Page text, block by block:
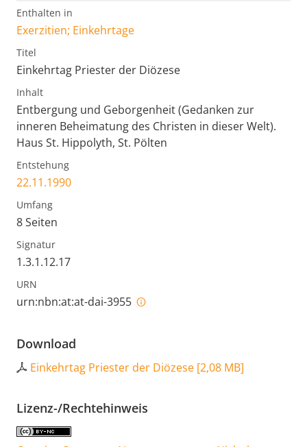
Enthalten in
Exerzitien; Einkehrtage
Titel
Einkehrtag Priester der Diözese
Inhalt
Entbergung und Geborgenheit (Gedanken zur
inneren Beheimatung des Christen in dieser Welt).
Haus St. Hippolyth, St. Pölten
Entstehung
22.11.1990
Umfang
8 Seiten
Signatur
1.3.1.12.17
URN
urn:nbn:at:at-dai-3955
Download
Einkehrtag Priester der Diözese [2,08 MB]
Lizenz-/Rechtehinweis